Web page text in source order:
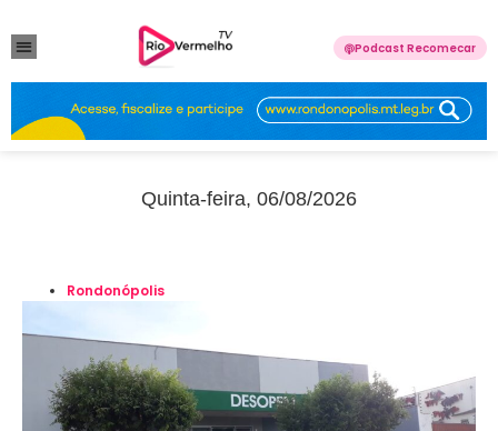
Podcast Recomecar
Quinta-feira, 06/08/2026
Rondonópolis